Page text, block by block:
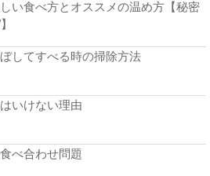
い食べ方とオススメの温め方【秘密
してすべる時の掃除方法
いけない理由
べ合わせ問題